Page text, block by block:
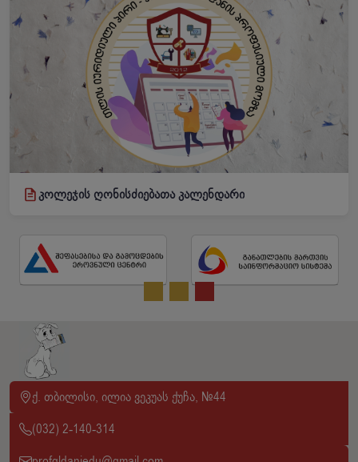
კოლეჯის ღონისძიებათა კალენდარი
ქ. თბილისი, ილია ვეკუას ქუჩა, №44
(032) 2-140-314